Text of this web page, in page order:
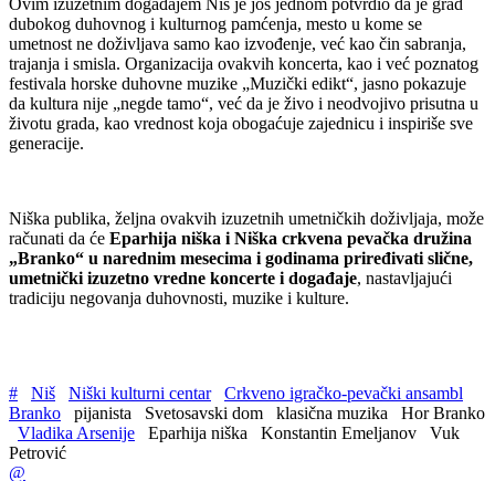
dubokog duhovnog i kulturnog pamćenja, mesto u kome se
umetnost ne doživljava samo kao izvođenje, već kao čin sabranja,
trajanja i smisla. Organizacija ovakvih koncerta, kao i već poznatog
festivala horske duhovne muzike „Muzički edikt“, jasno pokazuje
da kultura nije „negde tamo“, već da je živo i neodvojivo prisutna u
životu grada, kao vrednost koja obogaćuje zajednicu i inspiriše sve
generacije.
Niška publika, željna ovakvih izuzetnih umetničkih doživljaja, može
računati da će Eparhija niška i Niška crkvena pevačka družina
„Branko“ u narednim mesecima i godinama priređivati slične,
umetnički izuzetno vredne koncerte i događaje, nastavljajući
tradiciju negovanja duhovnosti, muzike i kulture.
# Niš Niški kulturni centar
Crkveno igračko-pevački ansambl
Branko
pijanista Svetosavski dom klasična muzika
Hor Branko
Vladika Arsenije
Eparhija niška Konstantin Emeljanov
Vuk
Petrović
@